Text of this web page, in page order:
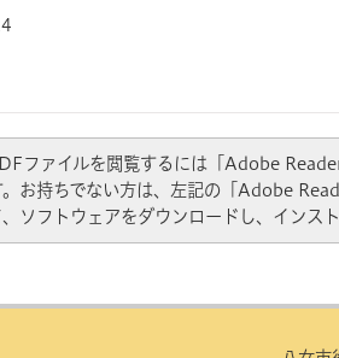
ファイルを閲覧するには「Adobe
。お持ちでない方は、左記の「Adobe
ソフトウェアをダウンロードし、インスト